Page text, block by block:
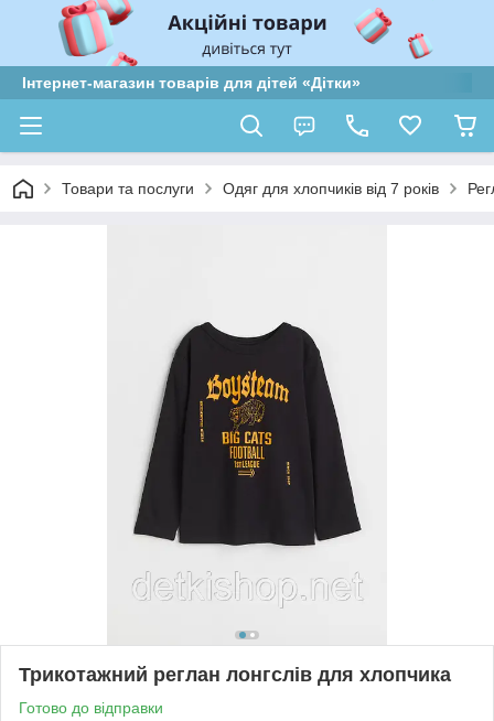
Інтернет-магазин товарів для дітей «Дітки»
Товари та послуги Одяг для хлопчиків від 7 років
Трикотажний реглан лонгслів для хлопчика
Готово до відправки